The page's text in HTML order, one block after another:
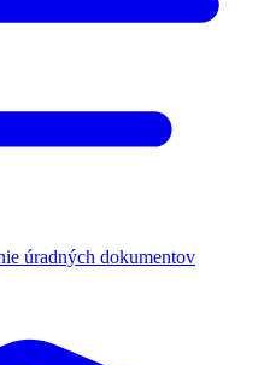
úradných dokumentov